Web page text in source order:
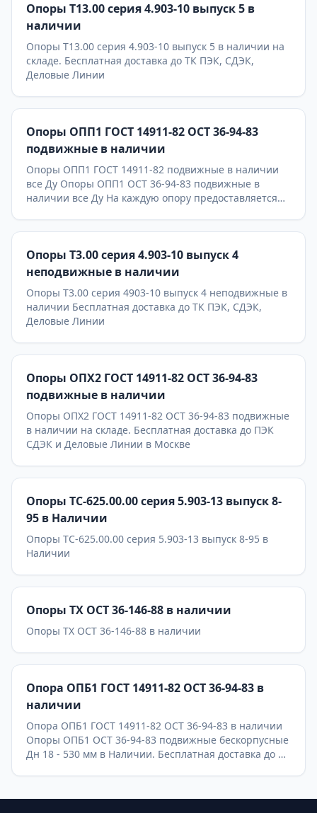
Опоры Т13.00 серия 4.903-10 выпуск 5 в
наличии
Опоры Т13.00 серия 4.903-10 выпуск 5 в наличии на
складе. Бесплатная доставка до ТК ПЭК, СДЭК,
Деловые Линии
Опоры ОПП1 ГОСТ 14911-82 ОСТ 36-94-83
подвижные в наличии
Опоры ОПП1 ГОСТ 14911-82 подвижные в наличии
все Ду Опоры ОПП1 ОСТ 36-94-83 подвижные в
наличии все Ду На каждую опору предоставляется
Линии. Главное конкурентное преимущество
Астронэнерго - в наличии опоры на складе!
Опоры Т3.00 серия 4.903-10 выпуск 4
неподвижные в наличии
Опоры Т3.00 серия 4903-10 выпуск 4 неподвижные в
наличии Бесплатная доставка до ТК ПЭК, СДЭК,
Деловые Линии
Опоры ОПХ2 ГОСТ 14911-82 ОСТ 36-94-83
подвижные в наличии
Опоры ОПХ2 ГОСТ 14911-82 ОСТ 36-94-83 подвижные
в наличии на складе. Бесплатная доставка до ПЭК
СДЭК и Деловые Линии в Москве
Опоры ТС-625.00.00 серия 5.903-13 выпуск 8-
95 в Наличии
Опоры ТС-625.00.00 серия 5.903-13 выпуск 8-95 в
Наличии
Опоры ТХ ОСТ 36-146-88 в наличии
Опоры ТХ ОСТ 36-146-88 в наличии
Опора ОПБ1 ГОСТ 14911-82 ОСТ 36-94-83 в
наличии
Опора ОПБ1 ГОСТ 14911-82 ОСТ 36-94-83 в наличии
Опоры ОПБ1 ОСТ 36-94-83 подвижные бескорпусные
Дн 18 - 530 мм в Наличии. Бесплатная доставка до ТК